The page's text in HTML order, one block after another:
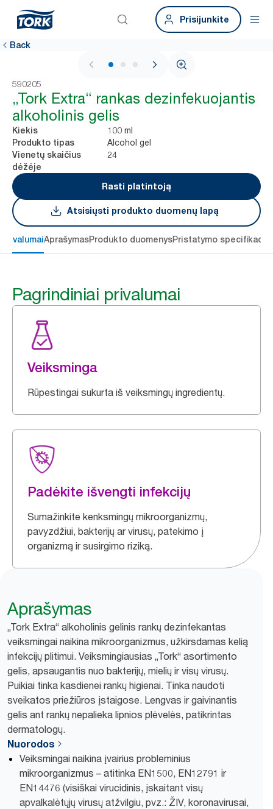
Prisijunkite
Back
1 / 3
590205
„Tork Extra“ rankas dezinfekuojantis
alkoholinis gelis
Kiekis 100 ml
Produkto tipas Alcohol gel
Vienetų skaičius
dėžėje
24
Rasti platintoją
Atsisiųsti produkto duomenų lapą
AprašymasProdukto duomenysPristatymo
Pagrindiniai privalumai
Veiksminga
Rūpestingai sukurta iš veiksmingų ingredientų.
Padėkite išvengti infekcijų
Sumažinkite kenksmingų mikroorganizmų,
pavyzdžiui, bakterijų ar virusų, patekimo į
organizmą ir susirgimo riziką.
Aprašymas
„Tork Extra“ alkoholinis gelinis rankų dezinfekantas
veiksmingai naikina mikroorganizmus, užkirsdamas kelią
infekcijų plitimui. Veiksmingiausias „Tork“ asortimento
gelis, apsaugantis nuo bakterijų, mielių ir visų virusų.
Puikiai tinka kasdienei rankų higienai. Tinka naudoti
sveikatos priežiūros įstaigose. Lengvas ir gaivinantis
gelis ant rankų nepalieka lipnios plėvelės, patikrintas
dermatologų.
Nuorodos
Veiksmingai naikina įvairius probleminius
mikroorganizmus – atitinka EN1500, EN12791 ir
EN14476 (visiškai virucidinis, įskaitant visų
apvalkalėtųjų virusų atžvilgiu, pvz.: ŽIV, koronavirusai,